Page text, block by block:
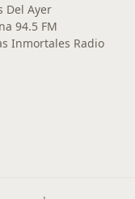
Del Ayer
94.5 FM
Inmortales Radio